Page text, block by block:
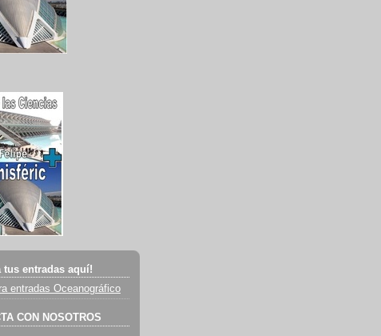
tus entradas aquí!
entradas Oceanográfico
CON NOSOTROS